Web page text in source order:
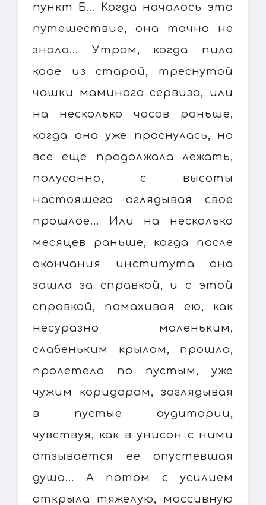
пункт Б... Когда началось это
путешествие, она точно не
знала... Утром, когда пила
кофе из старой, треснутой
чашки маминого сервиза, или
на несколько часов раньше,
когда она уже проснулась, но
все еще продолжала лежать,
полусонно, с высоты
настоящего оглядывая свое
прошлое... Или на несколько
месяцев раньше, когда после
окончания института она
зашла за справкой, и с этой
справкой, помахивая ею, как
несуразно маленьким,
слабеньким крылом, прошла,
пролетела по пустым, уже
чужим коридорам, заглядывая
в пустые аудитории,
чувствуя, как в унисон с ними
отзывается ее опустевшая
душа... А потом с усилием
открыла тяжелую, массивную